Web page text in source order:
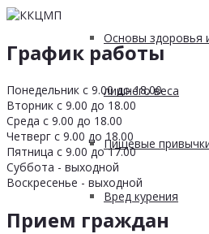
Основы здоровья
лишнего веса
Пищевые
Вред курения
График работы
Понедельник с 9.00 до 18.00
Вторник с 9.00 до 18.00
Среда с 9.00 до 18.00
Четверг с 9.00 до 18.00
Пятница с 9.00 до 17.00
Суббота - выходной
Воскресенье - выходной
Прием граждан